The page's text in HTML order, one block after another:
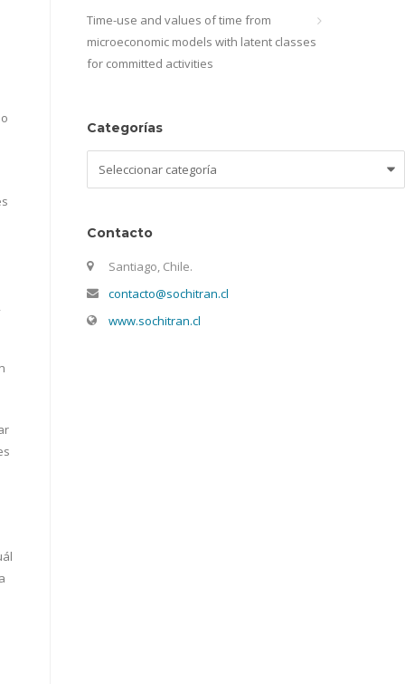
Time-use and values of time from
microeconomic models with latent classes
for committed activities
Categorías
Contacto
Santiago, Chile.
contacto@sochitran.cl
www.sochitran.cl